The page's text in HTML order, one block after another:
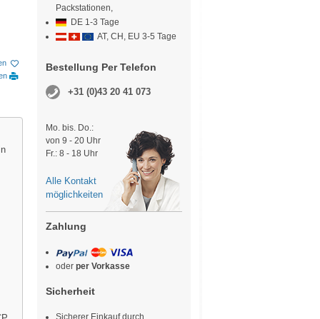
Packstationen,
DE 1-3 Tage
AT, CH, EU 3-5 Tage
Bestellung Per Telefon
+31 (0)43 20 41 073
Mo. bis. Do.:
von 9 - 20 Uhr
Fr.: 8 - 18 Uhr
Alle Kontakt
möglichkeiten
Zahlung
oder per Vorkasse
Sicherheit
Sicherer Einkauf durch